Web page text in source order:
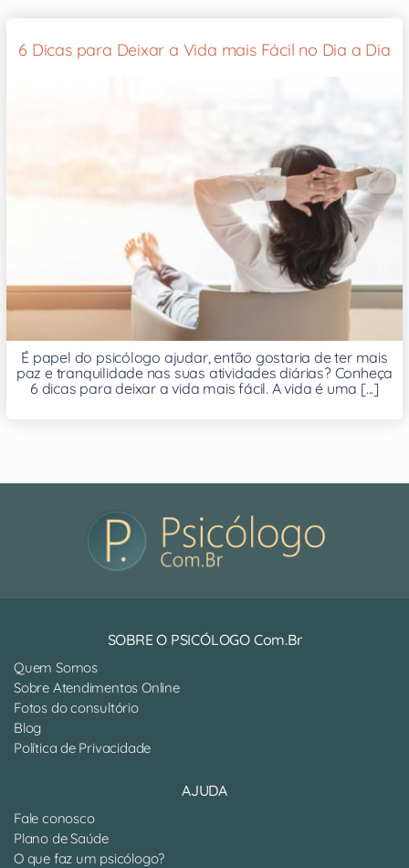
6 Dicas para Deixar a Vida mais Fácil no Dia a Dia
É papel do psicólogo ajudar, então gostaria de ter mais
paz e tranquilidade nas suas atividades diárias? Conheça
6 dicas para deixar a vida mais fácil. A vida é uma [...]
SOBRE O PSICÓLOGO Com.Br
Quem Somos
Sobre Atendimentos Online
Fotos do consultório
Blog
Política de Privacidade
AJUDA
Fale conosco
Plano de Saúde
O que faz um psicólogo?